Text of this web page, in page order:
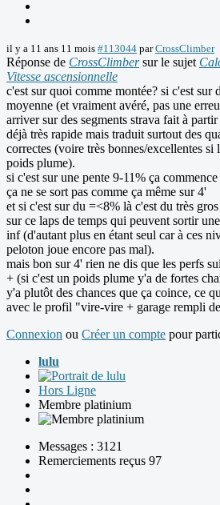
il y a 11 ans 11 mois #113044 parCrossClimber
Réponse de CrossClimbersur le sujet
Vitesse ascensionnelle
c'est sur quoi comme montée? si c'est sur
moyenne (et vraiment avéré, pas une
arriver sur des segments strava fait à
déjà très rapide mais traduit surtout des
correctes (voire très bonnes/excellentes si
poids plume).
si c'est sur une pente 9-11% ça
ça ne se sort pas comme ça même sur 4'
et si c'est sur du =<8% là c'est du très
sur ce laps de temps qui peuvent sortir
inf (d'autant plus en étant seul car à ces
peloton joue encore pas mal).
mais bon sur 4' rien ne dis que les perfs
+ (si c'est un poids plume y'a de fortes
y'a plutôt des chances que ça coince, ce
avec le profil "vire-vire + garage rempli
Connexion ou Créer un compte pour
lulu
Hors Ligne
Membre platinium
Messages : 3121
Remerciements reçus 97